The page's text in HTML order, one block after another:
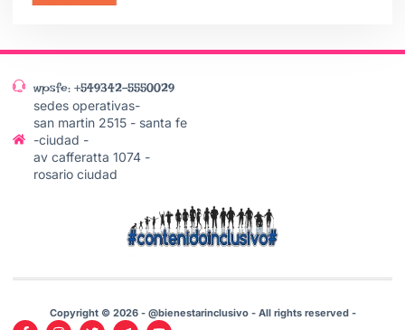
wpsfe: +549342-5550029
sedes operativas-
san martin 2515 - santa fe
-ciudad -
av cafferatta 1074 -
rosario ciudad
Copyright © 2026 - @bienestarinclusivo - All rights reserved -